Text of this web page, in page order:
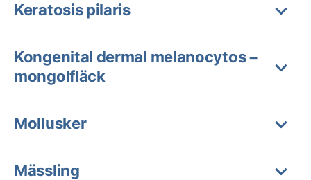
Keratosis pilaris
Kongenital dermal melanocytos –
mongolfläck
Mollusker
Mässling